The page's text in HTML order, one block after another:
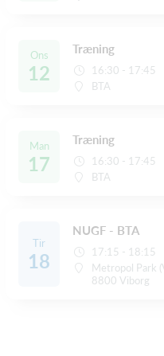
Ons
12
Træning
16:30 - 17:45
BTA
Man
17
Træning
16:30 - 17:45
BTA
Tir
18
NUGF - BTA
17:15 - 18:15
Metropol Park
8800 Viborg